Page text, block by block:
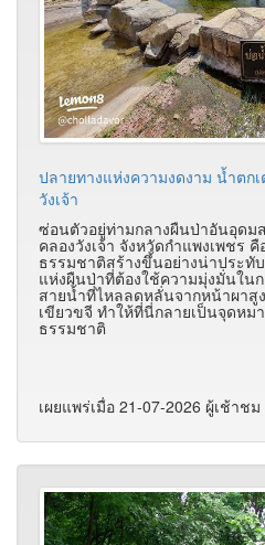
ปลายทางแห่งความงดงาม น้ำตก
วังเจ้า
ซ่อนตัวอยู่ท่ามกลางผืนป่าอันอุด
คลองวังเจ้า จังหวัดกำแพงเพชร
ธรรมชาติสร้างขึ้นอย่างน่าประทั
แห่งผืนป่าที่ต้องใช้ความมุ่งมั่นใน
สายน้ำที่ไหลลดหลั่นจากหน้าผาสู
เขียวขจี ทำให้ที่นี่กลายเป็นจุดหม
ธรรมชาติ
เผยแพร่เมื่อ 21-07-2026 ผู้เช้าชม